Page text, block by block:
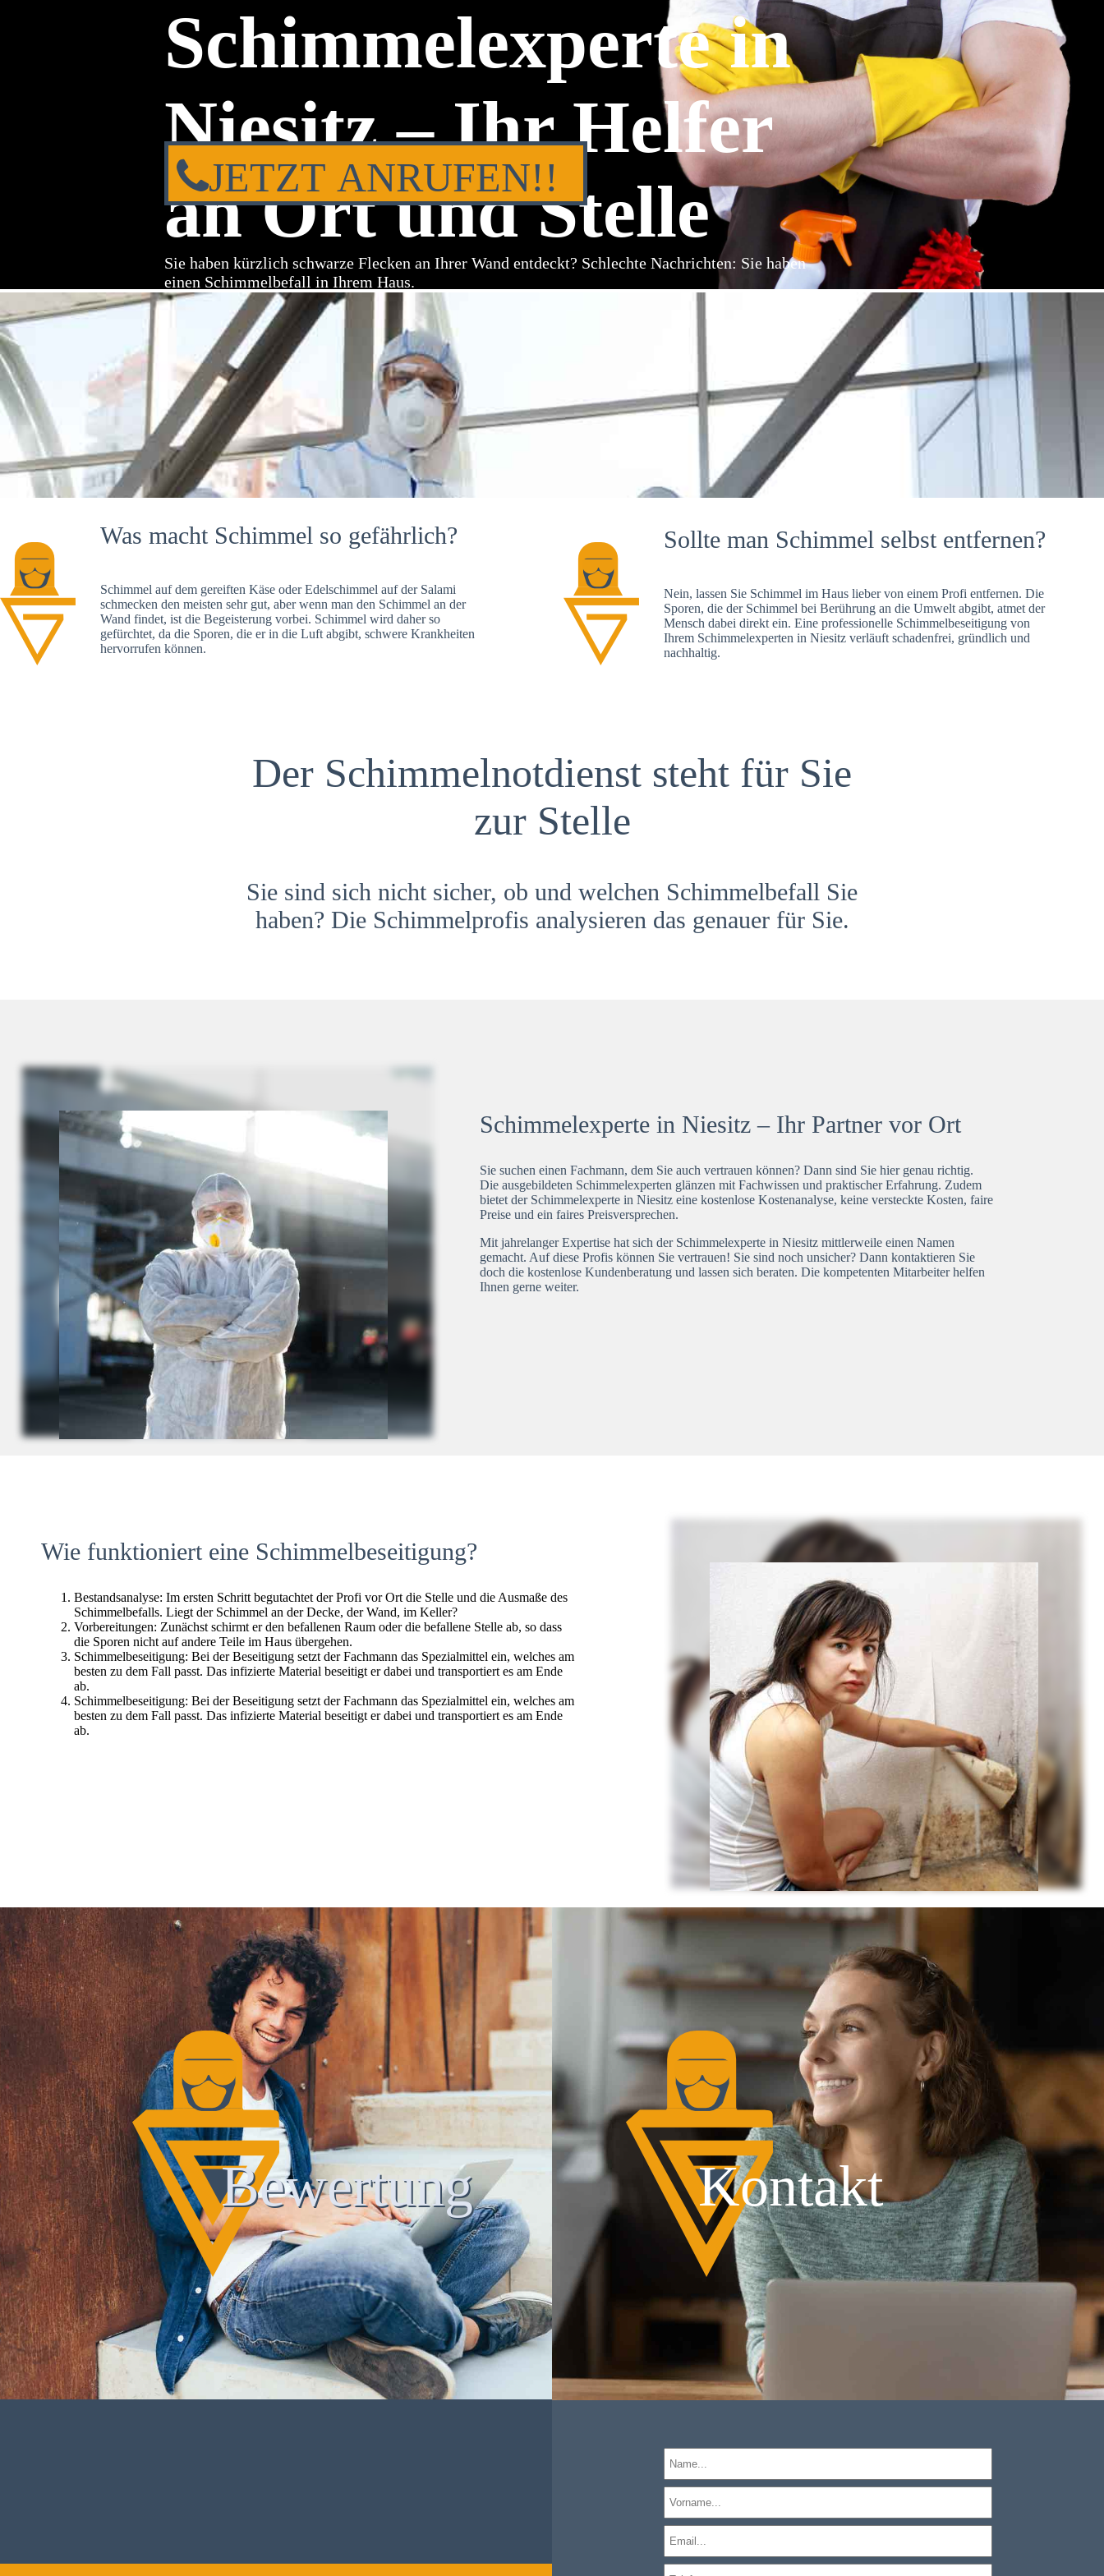
Schimmelexperte in
Niesitz – Ihr Helfer
an Ort und Stelle
Sie haben kürzlich schwarze Flecken an Ihrer Wand entdeckt? Schlechte Nachrichten: Sie haben
einen Schimmelbefall in Ihrem Haus.
JETZT ANRUFEN!!
Was macht Schimmel so gefährlich?
Schimmel auf dem gereiften Käse oder Edelschimmel auf der Salami
schmecken den meisten sehr gut, aber wenn man den Schimmel an der
Wand findet, ist die Begeisterung vorbei. Schimmel wird daher so
gefürchtet, da die Sporen, die er in die Luft abgibt, schwere Krankheiten
hervorrufen können.
Sollte man Schimmel selbst entfernen?
Nein, lassen Sie Schimmel im Haus lieber von einem Profi entfernen. Die
Sporen, die der Schimmel bei Berührung an die Umwelt abgibt, atmet der
Mensch dabei direkt ein. Eine professionelle Schimmelbeseitigung von
Ihrem Schimmelexperten in Niesitz verläuft schadenfrei, gründlich und
nachhaltig.
Der Schimmelnotdienst steht für Sie
zur Stelle
Sie sind sich nicht sicher, ob und welchen Schimmelbefall Sie
haben? Die Schimmelprofis analysieren das genauer für Sie.
Schimmelexperte in Niesitz – Ihr Partner vor Ort
Sie suchen einen Fachmann, dem Sie auch vertrauen können? Dann sind Sie hier genau richtig.
Die ausgebildeten Schimmelexperten glänzen mit Fachwissen und praktischer Erfahrung. Zudem
bietet der Schimmelexperte in Niesitz eine kostenlose Kostenanalyse, keine versteckte Kosten, faire
Preise und ein faires Preisversprechen.
Mit jahrelanger Expertise hat sich der Schimmelexperte in Niesitz mittlerweile einen Namen
gemacht. Auf diese Profis können Sie vertrauen! Sie sind noch unsicher? Dann kontaktieren Sie
doch die kostenlose Kundenberatung und lassen sich beraten. Die kompetenten Mitarbeiter helfen
Ihnen gerne weiter.
Wie funktioniert eine Schimmelbeseitigung?
Bestandsanalyse: Im ersten Schritt begutachtet der Profi vor Ort die Stelle und die Ausmaße des
Schimmelbefalls. Liegt der Schimmel an der Decke, der Wand, im Keller?
Vorbereitungen: Zunächst schirmt er den befallenen Raum oder die befallene Stelle ab, so dass
die Sporen nicht auf andere Teile im Haus übergehen.
Schimmelbeseitigung: Bei der Beseitigung setzt der Fachmann das Spezialmittel ein, welches am
besten zu dem Fall passt. Das infizierte Material beseitigt er dabei und transportiert es am Ende
ab.
Schimmelbeseitigung: Bei der Beseitigung setzt der Fachmann das Spezialmittel ein, welches am
besten zu dem Fall passt. Das infizierte Material beseitigt er dabei und transportiert es am Ende
ab.
Bewertung Kontakt